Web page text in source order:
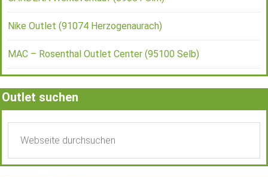
Nike Outlet (91074 Herzogenaurach)
MAC – Rosenthal Outlet Center (95100 Selb)
Outlet suchen